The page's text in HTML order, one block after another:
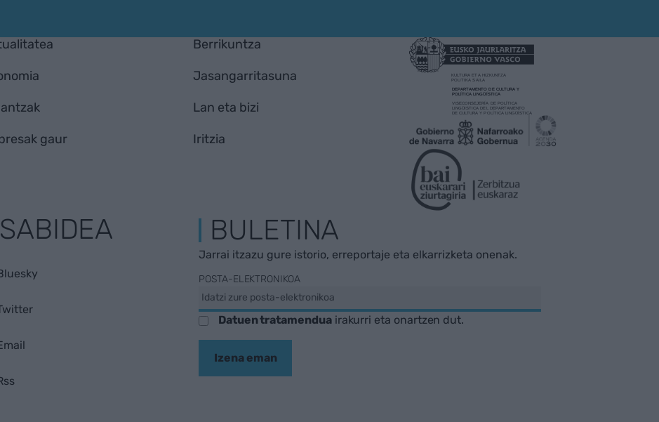
gaur
Berrikuntza
Jasangarritasuna
Lan eta bizi
Iritzia
BULETINA
Jarrai itzazu gure istorio, erreportaje eta elkarrizketa onenak.
POSTA-ELEKTRONIKOA
Datuen tratamenduairakurri eta onartzen dut.
Izena eman